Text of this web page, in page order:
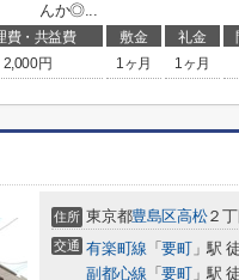
んか◎...
費・共益費 敷金 礼金
2,000円 1ヶ月 1ヶ月
住所 東京都豊島区高松２丁
交通 有楽町線 「要町」駅
副都心線 「要町」駅